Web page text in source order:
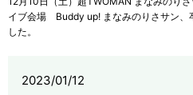
イブ会場 Buddy up! まなみのりさサン、
した。
2023/01/12